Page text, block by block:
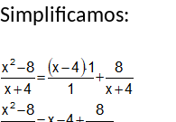
Simplificamos: